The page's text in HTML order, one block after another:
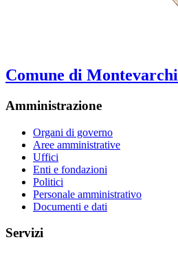
Comune di Montevarchi
Amministrazione
Organi di governo
Aree amministrative
Uffici
Enti e fondazioni
Politici
Personale amministrativo
Documenti e dati
Servizi